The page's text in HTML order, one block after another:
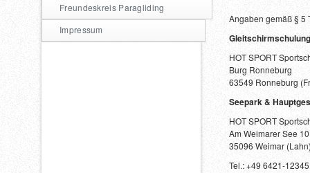
Freundeskreis Paragliding
Impressum
Angaben gemäß § 5
HOT SPORT
Burg Ronneburg
63549 Ronneburg
Seepark &
HOT SPORT
Am Weimarer See 10
35096 Weimar
Tel.: +49 6421-12345